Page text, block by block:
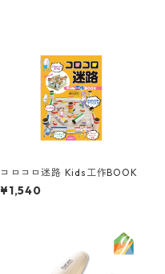
コロコロ迷路 Kids工作BOOK
¥1,540